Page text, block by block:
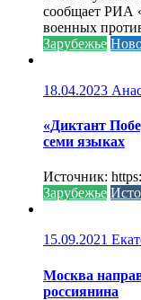
сообщает РИА
военных
Зарубежье
18.04.2023
«Диктант
семи языках
Источник:
Зарубежье
15.09.2021
Москва
россиянина